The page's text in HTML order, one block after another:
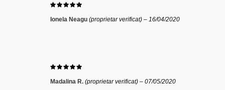
Ionela Neagu (proprietar verificat) – 16/04/2020
Madalina R. (proprietar verificat) – 07/05/2020